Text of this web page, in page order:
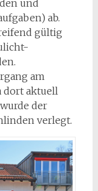
und
ab.
gültig
am
dort aktuell
der
verlegt.